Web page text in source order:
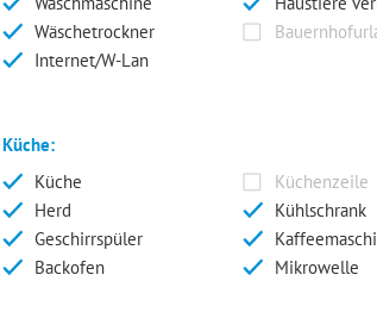
Wäschetrockner
Internet/W-Lan
Küche:
Küche
Küchenzeile
Herd
Kühlschrank
Geschirrspüler
Backofen
Mikrowelle